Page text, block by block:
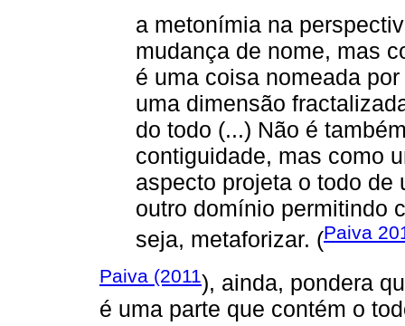
a metonímia na
mudança de nome, mas
é uma coisa nomeada
uma dimensão
do todo (...) Não é
contiguidade, mas como
aspecto projeta o todo de
outro domínio permitindo
seja, metaforizar. (Paiva
Paiva (2011), ainda, pondera
é uma parte que contém o